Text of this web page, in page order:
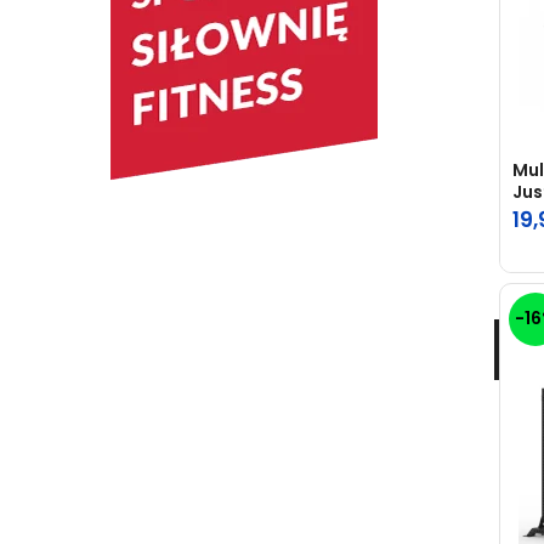
-